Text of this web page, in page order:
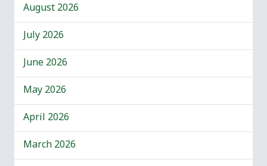
August 2026
July 2026
June 2026
May 2026
April 2026
March 2026